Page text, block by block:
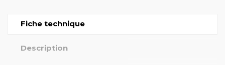
Fiche technique
Description